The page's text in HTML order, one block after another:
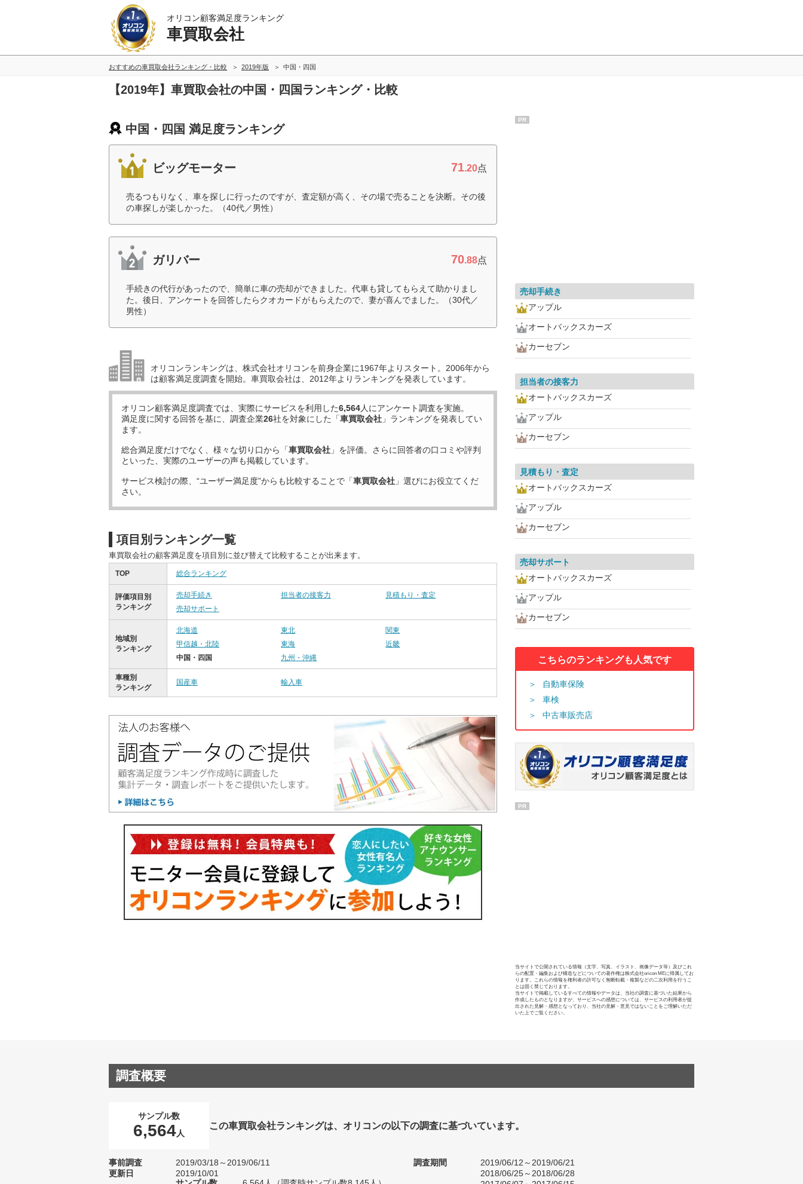
オリコン顧客満足度ランキング
車買取会社
おすすめの車買取会社ランキング・比較 2019年版 中国・四国
【2019年】車買取会社の中国・四国ランキング・比較
中国・四国 満足度ランキング
ビッグモーター 71.20点
売るつもりなく、車を探しに行ったのですが、査定額が高く、その場で売ることを決断。その後
の車探しが楽しかった。（40代／男性）
ガリバー 70.88点
手続きの代行があったので、簡単に車の売却ができました。代車も貸してもらえて助かりまし
た。後日、アンケートを回答したらクオカードがもらえたので、妻が喜んでました。（30代／
男性）
オリコンランキングは、株式会社オリコンを前身企業に1967年よりスタート。2006年から
は顧客満足度調査を開始。車買取会社は、2012年よりランキングを発表しています。
オリコン顧客満足度調査では、実際にサービスを利用した6,564人にアンケート調査を実施。
満足度に関する回答を基に、調査企業26社を対象にした「車買取会社 」ランキングを発表してい
ます。
総合満足度だけでなく、様々な切り口から「車買取会社 」を評価。さらに回答者の口コミや評判
といった、実際のユーザーの声も掲載しています。
サービス検討の際、“ユーザー満足度”からも比較することで「車買取会社 」選びにお役立てくだ
さい。
項目別ランキング一覧
車買取会社の顧客満足度を項目別に並び替えて比較することが出来ます。
TOP 総合ランキング
評価項目別
ランキング
売却手続き 担当者の接客力
見積もり・査定
売却サポート
地域別
ランキング
北海道 東北
関東
甲信越・北陸
東海
近畿
中国・四国
九州・沖縄
車種別
ランキング
国産車 輸入車
PR
売却手続き
アップル
オートバックスカーズ
カーセブン
担当者の接客力
オートバックスカーズ
アップル
カーセブン
見積もり・査定
オートバックスカーズ
アップル
カーセブン
売却サポート
オートバックスカーズ
アップル
カーセブン
こちらのランキングも人気です
自動車保険
車検
中古車販売店
PR
当サイトで公開されている情報（文字、写真、イラスト、画像データ等）及びこれ
らの配置・編集および構造などについての著作権は株式会社oricon MEに帰属してお
ります。これらの情報を権利者の許可なく無断転載・複製などの二次利用を行うこ
とは固く禁じております。
当サイトで掲載しているすべての情報やデータは、当社の調査に基づいた結果から
作成したものとなりますが、サービスへの感想については、サービスの利用者が提
出された見解・感想となっており、当社の見解・意見ではないことをご理解いただ
いた上でご覧ください。
調査概要
サンプル数
6,564人
この車買取会社ランキングは、オリコンの以下の調査に基づいています。
事前調査
2019/03/18～2019/06/11
更新日
2019/10/01
調査期間
2019/06/12～2019/06/21
2018/06/25～2018/06/28